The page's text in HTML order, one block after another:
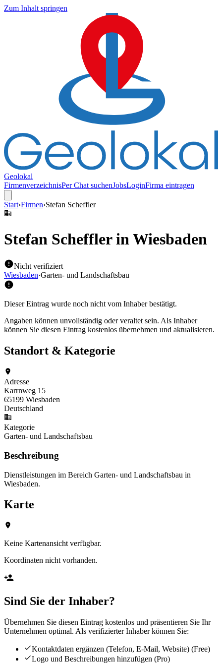
Zum Inhalt springen
Geolokal
FirmenverzeichnisPer Chat suchenJobsLoginFirma eintragen
Start›Firmen›Stefan Scheffler
Stefan Schefflerin Wiesbaden
Nicht verifiziert
Wiesbaden·Garten- und Landschaftsbau
Dieser Eintrag wurde noch nicht vom Inhaber bestätigt.
Angaben können unvollständig oder veraltet sein. Als Inhaber
können Sie diesen Eintrag kostenlos übernehmen und aktualisieren.
Standort & Kategorie
Adresse
Karrnweg 15
65199 Wiesbaden
Deutschland
Kategorie
Garten- und Landschaftsbau
Beschreibung
Dienstleistungen im Bereich Garten- und Landschaftsbau in
Wiesbaden.
Karte
Keine Kartenansicht verfügbar.
Koordinaten nicht vorhanden.
Sind Sie der Inhaber?
Übernehmen Sie diesen Eintrag kostenlos und präsentieren Sie Ihr
Unternehmen optimal. Als verifizierter Inhaber können Sie:
Kontaktdaten ergänzen (Telefon, E-Mail, Website) (Free)
Logo und Beschreibungen hinzufügen (Pro)